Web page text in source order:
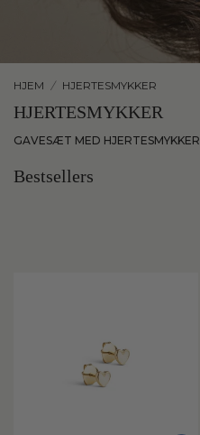
HJEM / HJERTESMYKKER
HJERTESMYKKER
GAVESÆT MED HJERTESMYKKER
Bestsellers